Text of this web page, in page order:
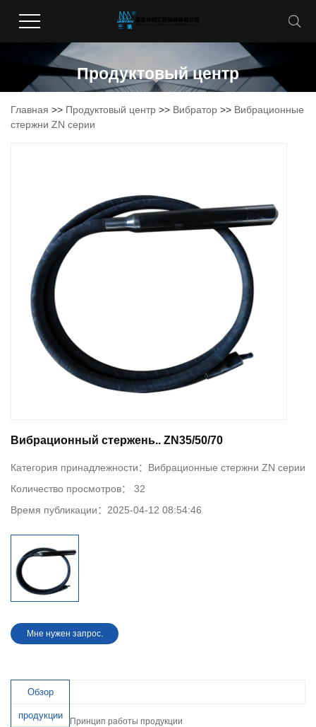
Продуктовый центр
Главная >> Продуктовый центр >> Вибратор >> Вибрационные
стержни ZN серии
Вибрационный стержень.. ZN35/50/70
Категория принадлежности： Вибрационные стержни ZN серии
Количество просмотров：
32
Время публикации： 2025-04-12 08:54:46
Мне нужен запрос.
Обзор
продукции
Принцип работы продукции